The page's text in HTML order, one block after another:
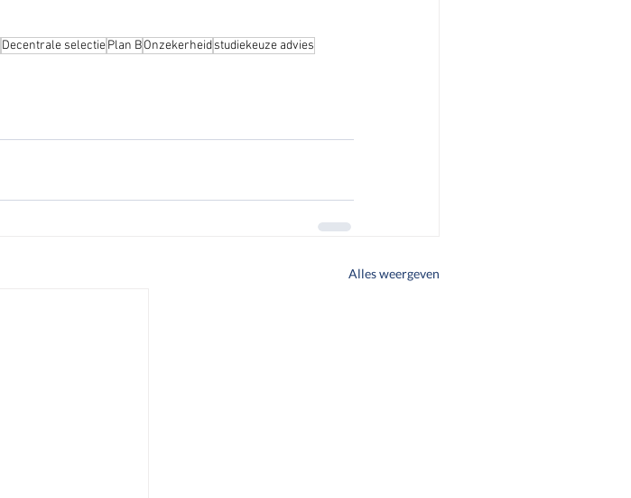
Decentrale selectie Plan B Onzekerheid studiekeuze advies
Alles weergeven